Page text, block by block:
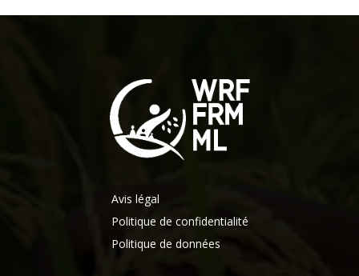
Avis légal
Politique de confidentialité
Politique de données